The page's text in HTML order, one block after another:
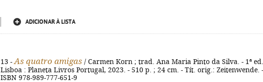
ADICIONAR À LISTA
13 - As quatro amigas / Carmen Korn ; trad. Ana Maria Pinto da Silva. - 1ª
Lisboa : Planeta Livros Portugal, 2023. - 510 p. ; 24 cm. - Tít. orig.: Zeitenwende. -
ISBN 978-989-777-651-9